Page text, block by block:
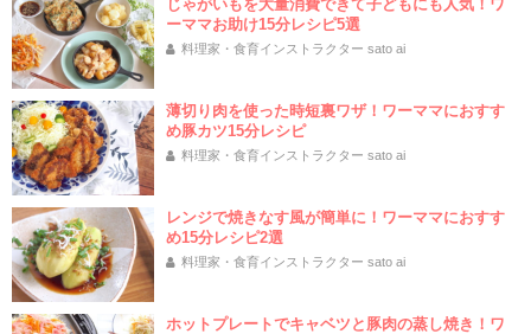
じゃがいもを大量消費できて子どもにも人気！ワ
ーママお助け15分レシピ5選
料理家・食育インストラクター sato ai
薄切り肉を使った時短裏ワザ！ワーママにおすす
め豚カツ15分レシピ
料理家・食育インストラクター sato ai
レンジで焼きなす風が簡単に！ワーママにおすす
め15分レシピ2選
料理家・食育インストラクター sato ai
ホットプレートでキャベツと豚肉の蒸し焼き！ワ